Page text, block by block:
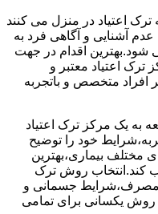
اعتیاد در منزل می کنند
عدم آشنایی و آگاهی فرد به
اقدام در جهت
ترک اعتیاد معتبر و
افراد متخصص و باتجربه
به یک مرکز ترک اعتیاد
خود را توضیح
مختلف بیماری،بهترین
کند.انتخاب روش ترک
مصرف،شرایط جسمانی و
روش یکسانی برای تمامی